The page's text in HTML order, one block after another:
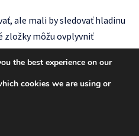
ale mali by sledovať hladinu
zložky môžu ovplyvniť
the best experience on our
cookies we are using or